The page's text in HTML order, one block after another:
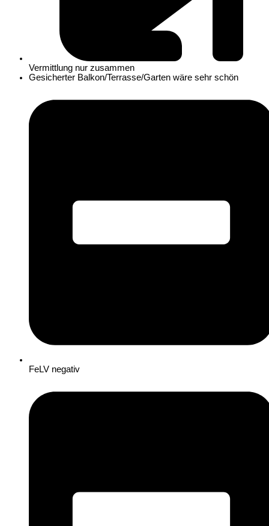
Vermittlung nur zusammen
Gesicherter Balkon/Terrasse/Garten wäre sehr schön
FeLV negativ